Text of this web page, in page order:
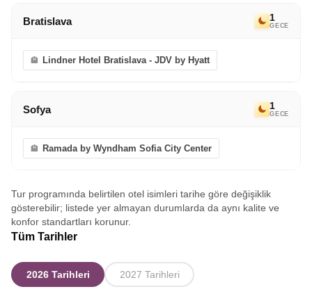
Bratislava 1
GECE
Lindner Hotel Bratislava - JDV by Hyatt
Sofya 1
GECE
Ramada by Wyndham Sofia City Center
Tur programında belirtilen otel isimleri tarihe göre değişiklik
gösterebilir; listede yer almayan durumlarda da aynı kalite ve
konfor standartları korunur.
Tüm Tarihler
2026 Tarihleri 2027 Tarihleri